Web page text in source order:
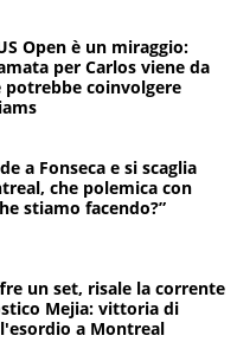
Open è un miraggio:
per Carlos viene da
potrebbe coinvolgere
a Fonseca e si scaglia
che polemica con
stiamo facendo?”
un set, risale la corrente
Mejia: vittoria di
a Montreal